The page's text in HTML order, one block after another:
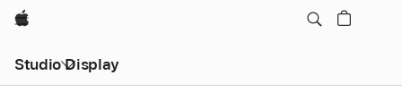
Apple
Studio Display